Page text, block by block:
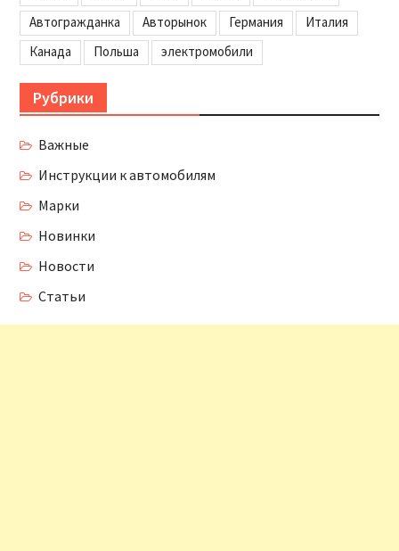
Автогражданка
Авторынок Германия
Италия
Канада
Польша электромобили
Рубрики
Важные
Инструкции к автомобилям
Марки
Новинки
Новости
Статьи